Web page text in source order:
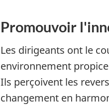
Promouvoir
Les dirigeants ont le
environnement
Ils perçoivent les
changement en